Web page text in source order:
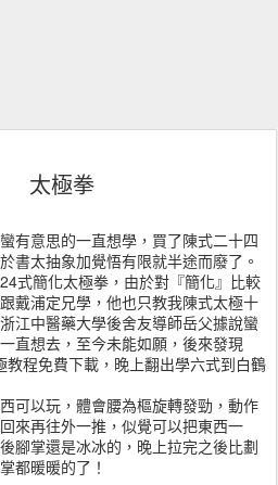
太極拳
有意思的一直想學，買了陳式二十四
書太抽象加覺悟有限就半途而廢了。
式簡化太極拳，由於對『簡化』比較
戴浦定兄學，他也只教我陳式太極十
江中醫藥大學後舍友導師岳父據說蠻
直想去，至今未能如願，後來發現
程免費下載，晚上翻出學六式到白鶴
可以玩，體會腰為樞旋轉發勁，動作
來再往外一推，似覺可以把東西一
腳掌還是冰冰的，晚上拉完之後比劃
都暖暖的了！